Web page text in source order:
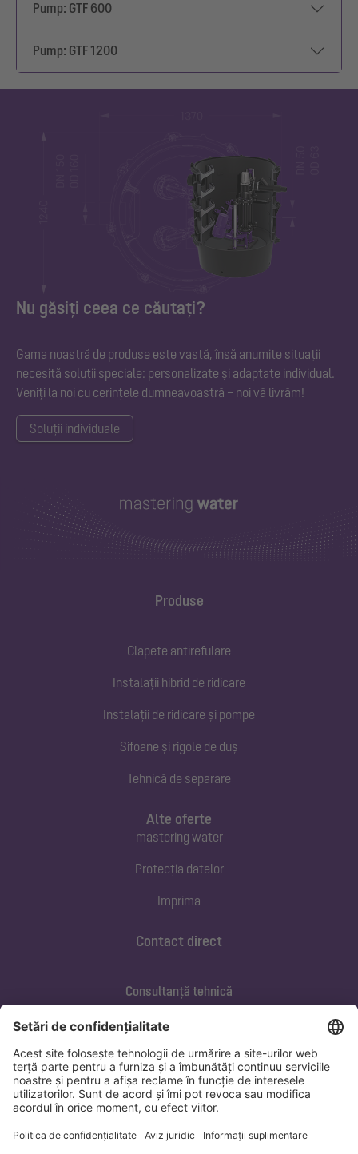
Pump: GTF 600
Pump: GTF 1200
Nu găsiți ceea ce căutați?
Gama noastră de produse este vastă, însă anumite situații
necesită soluții speciale: personalizate și adaptate individual.
Veniți la noi cu cerințele dumneavoastră – noi vă livrăm!
Soluții individuale
Produse
Clapete antirefulare
Instalații hibrid de ridicare
Instalații de ridicare și pompe
Sifoane și rigole de duș
Tehnică de separare
Contact direct
Consultanță tehnică
+40 733 105 062
marius.banica@kessel.de
Alte oferte
mastering water
Protecția datelor
Imprima